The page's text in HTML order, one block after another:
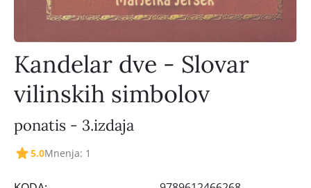
Kandelar dve - Slovar
vilinskih simbolov
ponatis - 3.izdaja
5.0Mnenja: 1